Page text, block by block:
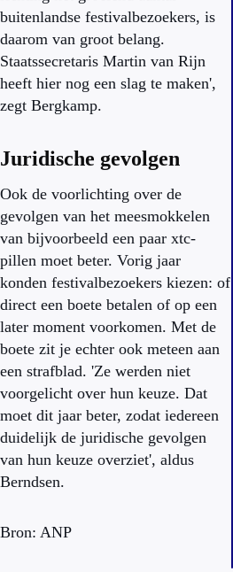
buitenlandse festivalbezoekers, is
daarom van groot belang.
Staatssecretaris Martin van Rijn
heeft hier nog een slag te maken',
zegt Bergkamp.
Juridische gevolgen
Ook de voorlichting over de
gevolgen van het meesmokkelen
van bijvoorbeeld een paar xtc-
pillen moet beter. Vorig jaar
konden festivalbezoekers kiezen: of
direct een boete betalen of op een
later moment voorkomen. Met de
boete zit je echter ook meteen aan
een strafblad. 'Ze werden niet
voorgelicht over hun keuze. Dat
moet dit jaar beter, zodat iedereen
duidelijk de juridische gevolgen
van hun keuze overziet', aldus
Berndsen.
Bron: ANP